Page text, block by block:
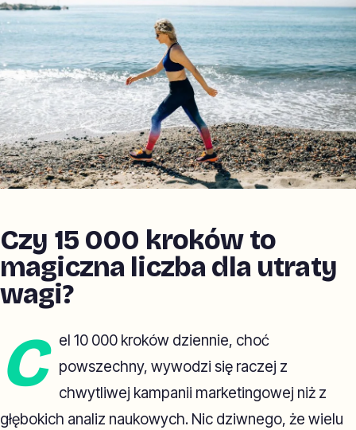
Czy 15 000 kroków to
magiczna liczba dla utraty
wagi?
C
el 10 000 kroków dziennie, choć
powszechny, wywodzi się raczej z
chwytliwej kampanii marketingowej niż z
głębokich analiz naukowych. Nic dziwnego, że wielu